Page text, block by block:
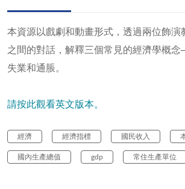
本資源以戲劇和動畫形式，透過兩位飾演
之間的對話，解釋三個常見的經濟學概念
失業和通脹。
請按此觀看英文版本。
經濟 經濟指標 國民收入
國內生產總值 gdp 常住生產單位